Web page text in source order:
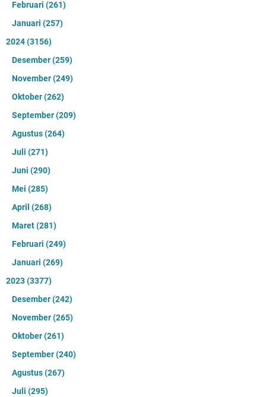
Februari (261)
Januari (257)
2024(3156)
Desember(259)
November(249)
Oktober(262)
September(209)
Agustus(264)
Juli (271)
Juni (290)
Mei (285)
April (268)
Maret(281)
Februari (249)
Januari (269)
2023(3377)
Desember(242)
November(265)
Oktober(261)
September(240)
Agustus(267)
Juli (295)